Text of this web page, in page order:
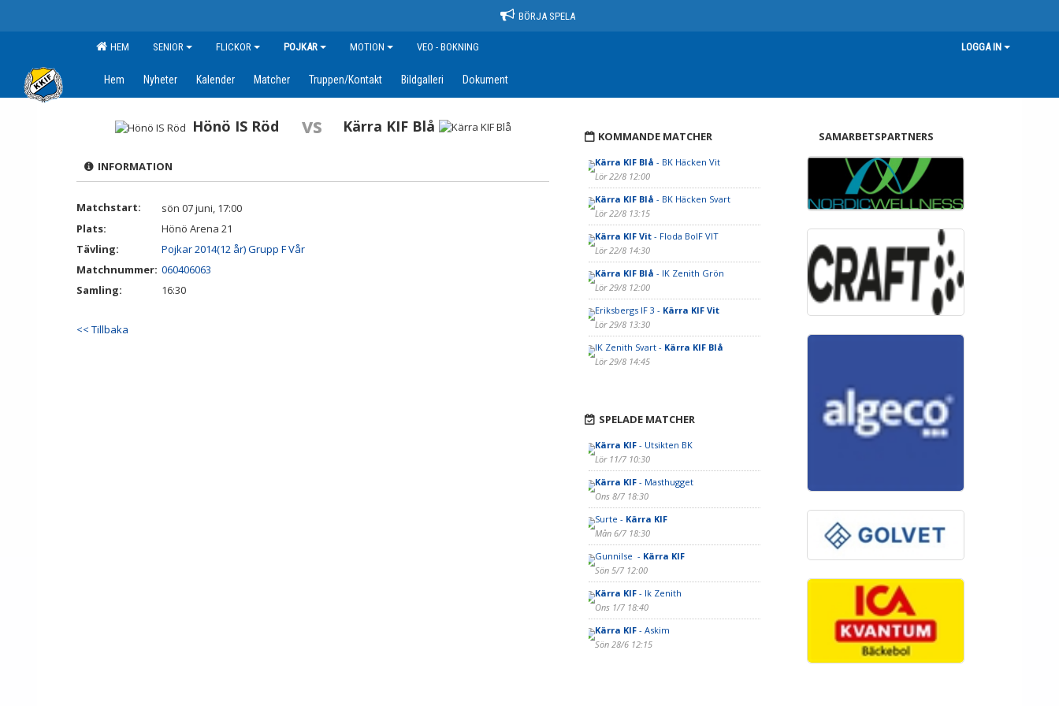
BÖRJA SPELA
HEM SENIOR FLICKOR POJKAR MOTION VEO - BOKNING LOGGA IN
Hem Nyheter Kalender Matcher Truppen/Kontakt Bildgalleri Dokument
Hönö IS Röd vs Kärra KIF Blå
INFORMATION
Matchstart:
sön 07 juni, 17:00
Plats:
Hönö Arena 21
Tävling:
Pojkar 2014(12 år) Grupp F Vår
Matchnummer: 060406063
Samling:
16:30
<< Tillbaka
KOMMANDE MATCHER
Kärra KIF Blå - BK Häcken Vit
Lör 22/8 12:00
Kärra KIF Blå - BK Häcken Svart
Lör 22/8 13:15
Kärra KIF Vit- Floda BoIF VIT
Lör 22/8 14:30
Kärra KIF Blå - IK Zenith Grön
Lör 29/8 12:00
Eriksbergs IF 3 - Kärra KIF Vit
Lör 29/8 13:30
IK Zenith Svart - Kärra KIF Blå
Lör 29/8 14:45
SPELADE MATCHER
Kärra KIF- Utsikten BK
Lör 11/7 10:30
Kärra KIF- Masthugget
Ons 8/7 18:30
Surte - Kärra KIF
Mån 6/7 18:30
Gunnilse - Kärra KIF
Sön 5/7 12:00
Kärra KIF- Ik Zenith
Ons 1/7 18:40
Kärra KIF- Askim
Sön 28/6 12:15
SAMARBETSPARTNERS